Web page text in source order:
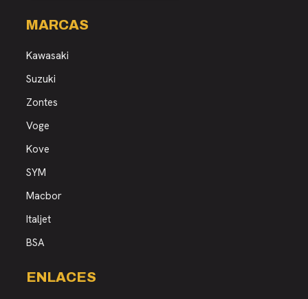
MARCAS
Kawasaki
Suzuki
Zontes
Voge
Kove
SYM
Macbor
Italjet
BSA
ENLACES